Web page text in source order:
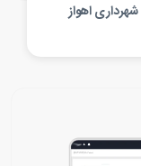
اهواز